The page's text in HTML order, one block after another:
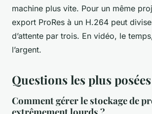
machine plus vite. Pour un même
export ProRes à un H.264 peut
d’attente par trois. En vidéo, le
l’argent.
Questions les plus posées
Comment gérer le stockage de